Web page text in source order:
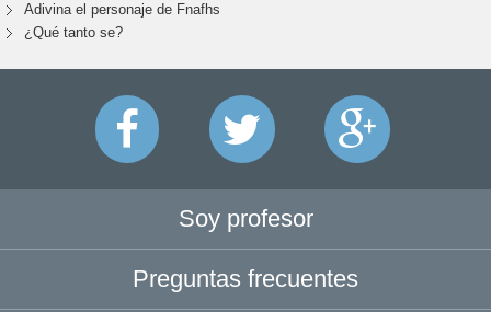
Adivina el personaje de Fnafhs
¿Qué tanto se?
Soy profesor
Preguntas frecuentes